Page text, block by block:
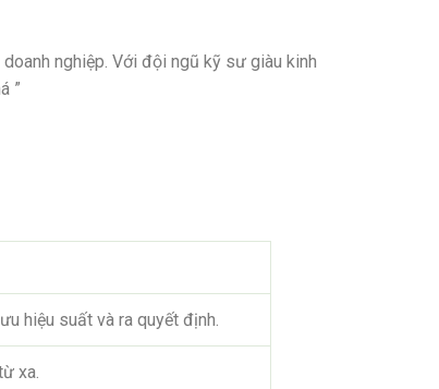
nghiệp. Với đội ngũ kỹ sư giàu kinh
”
hiệu suất và ra quyết định.
xa.